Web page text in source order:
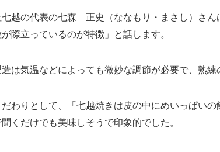
越の代表の七森 正史（ななもり・まさし）さん
際立っているのが特徴」と話します。
は気温などによっても微妙な調節が必要で、熟練
だわりとして、「七越焼きは皮の中にめいっぱい
聞くだけでも美味しそうで印象的でした。